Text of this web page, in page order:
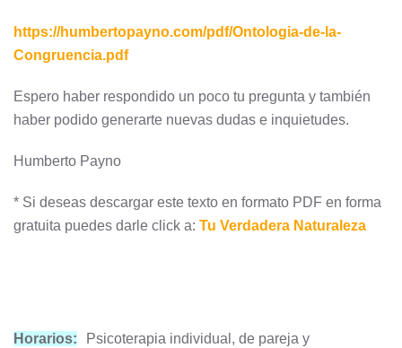
https://humbertopayno.com/pdf/Ontologia-de-la-
Congruencia.pdf
Espero haber respondido un poco tu pregunta y también
haber podido generarte nuevas dudas e inquietudes.
Humberto Payno
* Si deseas descargar este texto en formato PDF en forma
gratuita puedes darle click a: Tu Verdadera Naturaleza
Horarios:
Psicoterapia individual, de pareja y